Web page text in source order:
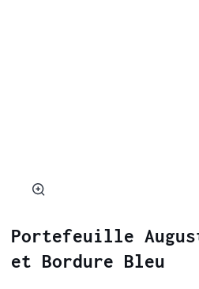
Portefeuille
et Bordure Bleu